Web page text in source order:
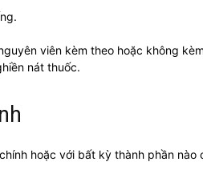
viên kèm theo hoặc không
nát thuốc.
hoặc với bất kỳ thành phần nào